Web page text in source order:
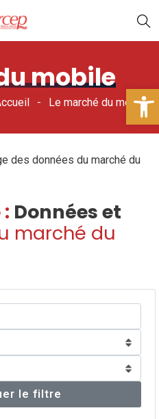
mobile
Le marché du mobile
des données du marché du
Données et
marché du
le filtre